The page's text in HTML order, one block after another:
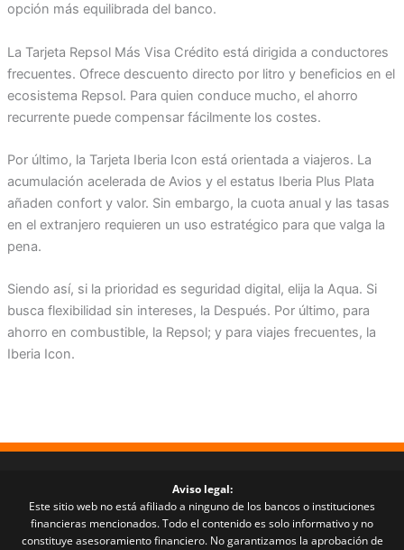
opción más equilibrada del banco.
La Tarjeta Repsol Más Visa Crédito está dirigida a conductores
frecuentes. Ofrece descuento directo por litro y beneficios en el
ecosistema Repsol. Para quien conduce mucho, el ahorro
recurrente puede compensar fácilmente los costes.
Por último, la Tarjeta Iberia Icon está orientada a viajeros. La
acumulación acelerada de Avios y el estatus Iberia Plus Plata
añaden confort y valor. Sin embargo, la cuota anual y las tasas
en el extranjero requieren un uso estratégico para que valga la
pena.
Siendo así, si la prioridad es seguridad digital, elija la Aqua. Si
busca flexibilidad sin intereses, la Después. Por último, para
ahorro en combustible, la Repsol; y para viajes frecuentes, la
Iberia Icon.
Aviso legal:
Este sitio web no está afiliado a ninguno de los bancos o instituciones
financieras mencionados. Todo el contenido es solo informativo y no
constituye asesoramiento financiero. No garantizamos la aprobación de